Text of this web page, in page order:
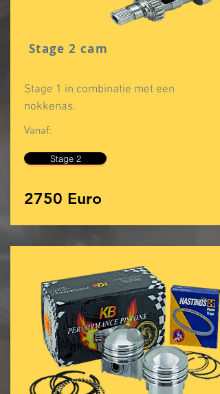
Stage 2 cam
Stage 1 in combinatie met een
nokkenas.
Vanaf:
Stage 2
2750 Euro